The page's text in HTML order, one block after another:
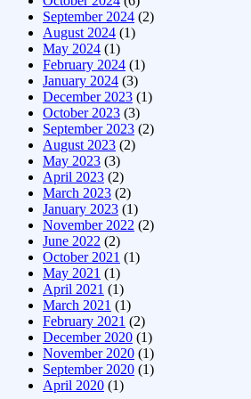
September 2024 (2)
August 2024 (1)
May 2024 (1)
February 2024 (1)
January 2024 (3)
December 2023 (1)
October 2023 (3)
September 2023 (2)
August 2023 (2)
May 2023 (3)
April 2023 (2)
March 2023 (2)
January 2023 (1)
November 2022 (2)
June 2022 (2)
October 2021 (1)
May 2021 (1)
April 2021 (1)
March 2021 (1)
February 2021 (2)
December 2020 (1)
November 2020 (1)
September 2020 (1)
April 2020 (1)